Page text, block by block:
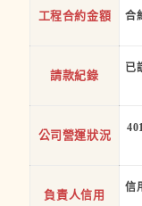
工程合約金額 合
請款紀錄
已
公司營運狀況
負責人信用
信